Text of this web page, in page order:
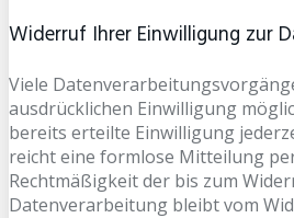
Widerruf Ihrer Einwilligung zur
Viele
ausdrücklichen Einwilligung
bereits erteilte Einwilligung
reicht eine formlose Mitteilung
Rechtmäßigkeit der bis zum
Datenverarbeitung bleibt vom